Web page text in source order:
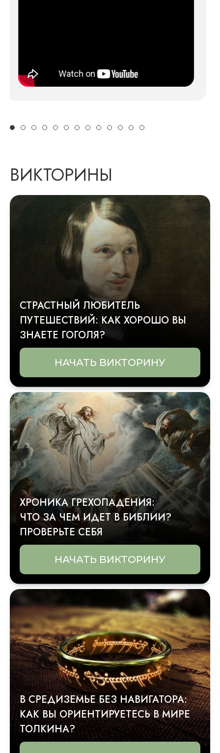
ВИКТОРИНЫ
СТРАСТНЫЙ ЛЮБИТЕЛЬ
ПУТЕШЕСТВИЙ: КАК ХОРОШО ВЫ
ЗНАЕТЕ ГОГОЛЯ?
НАЧАТЬ ВИКТОРИНУ
ХРОНИКА ГРЕХОПАДЕНИЯ:
ЧТО ЗА ЧЕМ ИДЕТ В БИБЛИИ?
ПРОВЕРЬТЕ СЕБЯ
НАЧАТЬ ВИКТОРИНУ
В СРЕДИЗЕМЬЕ БЕЗ НАВИГАТОРА:
КАК ВЫ ОРИЕНТИРУЕТЕСЬ В МИРЕ
ТОЛКИНА?